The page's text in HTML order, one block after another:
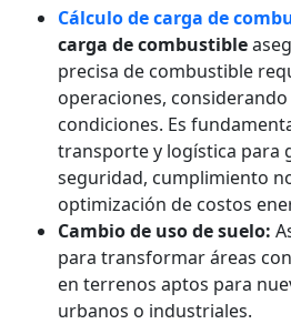
Cálculo de carga de
carga de combustible
precisa de combustible
operaciones,
condiciones. Es
transporte y logística para
seguridad, cumplimiento
optimización de costos
Cambio de uso de suelo:
para transformar áreas
en terrenos aptos para
urbanos o industriales.